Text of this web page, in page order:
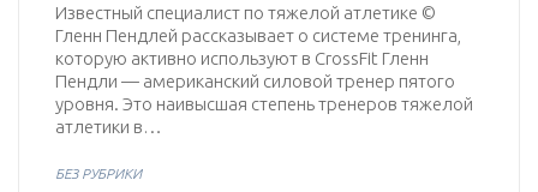
Известный специалист по тяжелой атлетике ©
Гленн Пендлей рассказывает о системе тренинга,
которую активно используют в CrossFit Гленн
Пендли — американский силовой тренер пятого
уровня. Это наивысшая степень тренеров тяжелой
атлетики в…
БЕЗ РУБРИКИ